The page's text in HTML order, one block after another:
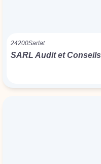
24200Sarlat
SARL Audit et Conseils